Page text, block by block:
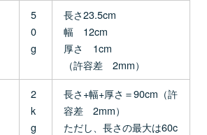
5
0
g
長さ23.5cm
幅 12cm
厚さ 1cm
（許容差 2mm）
2
k
g
長さ+幅+厚さ＝90cm（許
容差 2mm）
ただし、長さの最大は60c